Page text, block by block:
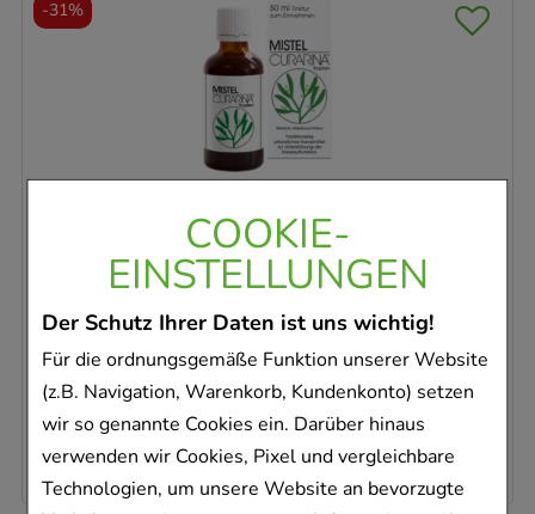
COOKIE-
EINSTELLUNGEN
Der Schutz Ihrer Daten ist uns wichtig!
Für die ordnungsgemäße Funktion unserer Website
(z.B. Navigation, Warenkorb, Kundenkonto) setzen
wir so genannte Cookies ein. Darüber hinaus
verwenden wir Cookies, Pixel und vergleichbare
Technologien, um unsere Website an bevorzugte
Harras Pharma Curarina Arzneimittel GmbH
50ml
Tropfen
02391826
Dieses Produkt ist zur Zeit nicht verfügbar
10,02 €¹
AVP: 14,49 €²
200,40 €pro 1 l
-31%